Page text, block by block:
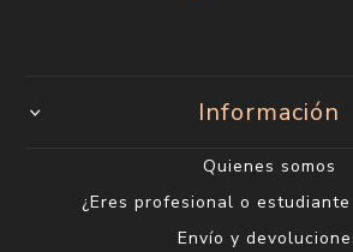
Información
Quienes somos
¿Eres profesional o
Envío y